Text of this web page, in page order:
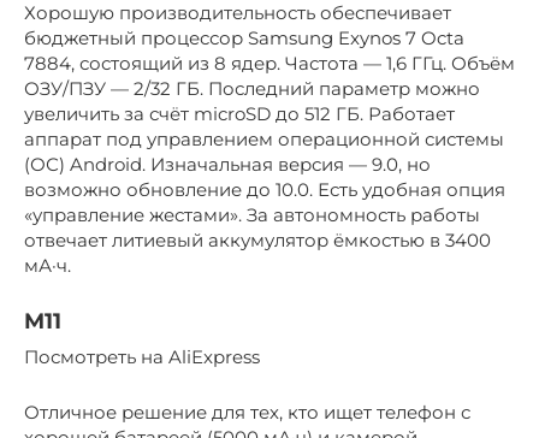
Хорошую производительность обеспечивает
бюджетный процессор Samsung Exynos 7 Octa
7884, состоящий из 8 ядер. Частота — 1,6 ГГц. Объём
ОЗУ/ПЗУ — 2/32 ГБ. Последний параметр можно
увеличить за счёт microSD до 512 ГБ. Работает
аппарат под управлением операционной системы
(ОС) Android. Изначальная версия — 9.0, но
возможно обновление до 10.0. Есть удобная опция
«управление жестами». За автономность работы
отвечает литиевый аккумулятор ёмкостью в 3400
мА·ч.
M11
Посмотреть на AliExpress
Отличное решение для тех, кто ищет телефон с